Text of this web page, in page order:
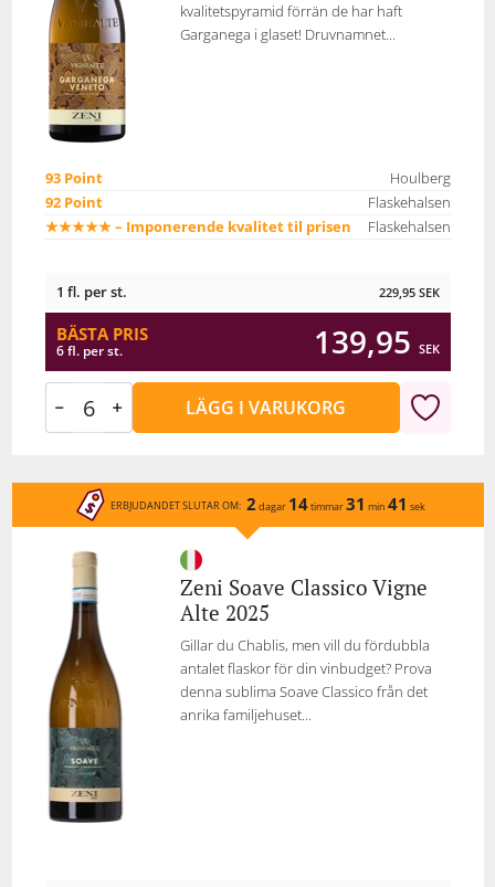
kvalitetspyramid förrän de har haft
Garganega i glaset! Druvnamnet...
93 Point
Houlberg
92 Point
Flaskehalsen
★★★★★ – Imponerende kvalitet til prisen
Flaskehalsen
1 fl. per st. 229,95 SEK
BÄSTA PRIS
6 fl. per st. 139,95 SEK
LÄGG I VARUKORG
ERBJUDANDET SLUTAR OM: 2 dagar 14timmar31 min 41 sek
Zeni Soave Classico Vigne
Alte 2025
Gillar du Chablis, men vill du fördubbla
antalet flaskor för din vinbudget? Prova
denna sublima Soave Classico från det
anrika familjehuset...